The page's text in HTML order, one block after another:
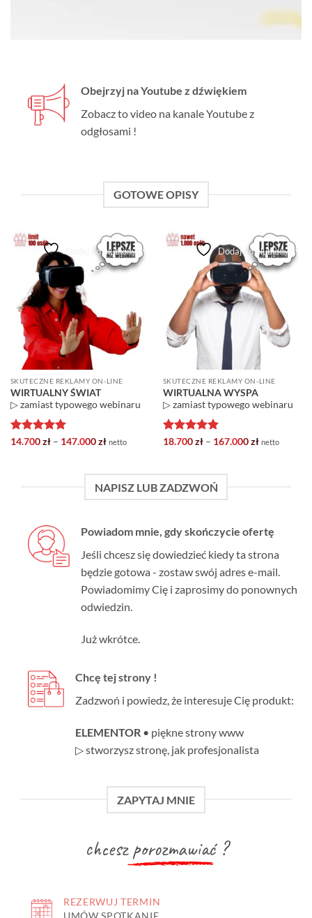
Obejrzyj na Youtube z dźwiękiem
Zobacz to video na kanale Youtube z
odgłosami !
GOTOWE OPISY
Dodaj do ulubionych
SKUTECZNE REKLAMY ON-LINE
WIRTUALNY ŚWIAT
▷ zamiast typowego webinaru
Oceniono 5
14.700zł – 147.000złZakres
do
147.000 zł
netto
Dodaj do ulubionych
SKUTECZNE REKLAMY ON-LINE
WIRTUALNA WYSPA
▷ zamiast typowego webinaru
Oceniono 5
18.700zł – 167.000złZakres
netto
NAPISZ LUB ZADZWOŃ
Powiadom mnie, gdy skończycie ofertę
Jeśli chcesz się dowiedzieć kiedy ta strona
będzie gotowa - zostaw swój adres e-mail.
Powiadomimy Cię i zaprosimy do ponownych
odwiedzin.
Już wkrótce.
Chcę tej strony !
Zadzwoń i powiedz, że interesuje Cię produkt:
ELEMENTOR • piękne strony www
▷ stworzysz stronę, jak profesjonalista
ZAPYTAJ MNIE
chceszporozmawiać?
REZERWUJ TERMIN